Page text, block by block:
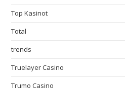
Top Kasinot
Total
trends
Truelayer Casino
Trumo Casino